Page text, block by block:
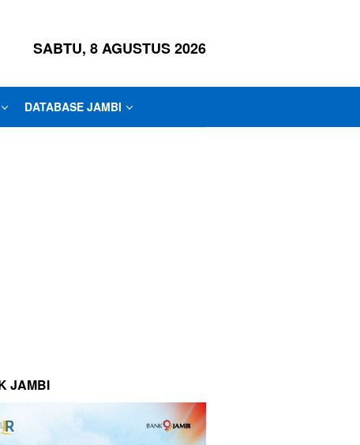
SABTU, 8 AGUSTUS 2026
DATABASE JAMBI
JAMBI